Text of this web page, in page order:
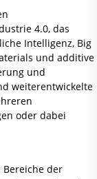
4.0, das
Intelligenz, Big
und additive
und
weiterentwickelte
oder dabei
Bereiche der